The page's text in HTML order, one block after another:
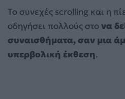
Το συνεχές scrolling και η
οδηγήσει πολλούς στονα
συναισθήματα, σαν μια
υπερβολική έκθεση.